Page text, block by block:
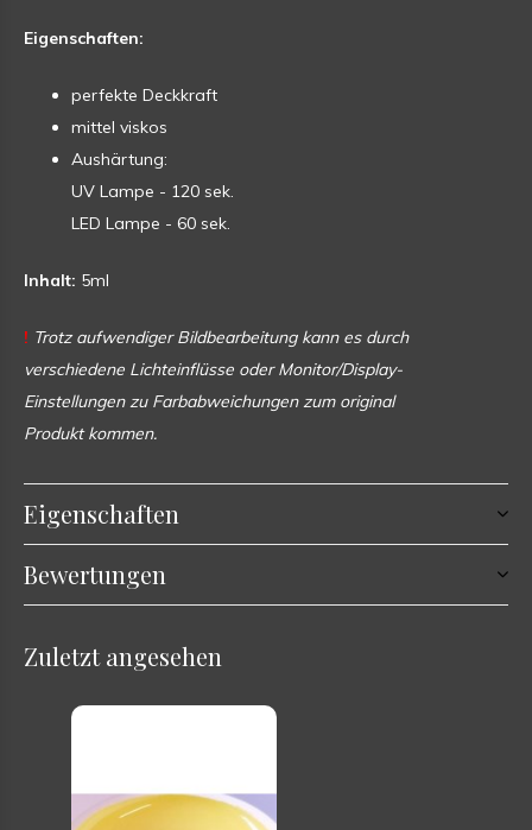
Eigenschaften:
perfekte Deckkraft
mittel viskos
Aushärtung:
UV Lampe - 120 sek.
LED Lampe - 60 sek.
Inhalt: 5ml
! Trotz aufwendiger Bildbearbeitung kann es durch
verschiedene Lichteinflüsse oder Monitor/Display-
Einstellungen zu Farbabweichungen zum original
Produkt kommen.
Eigenschaften
Bewertungen
Zuletzt angesehen